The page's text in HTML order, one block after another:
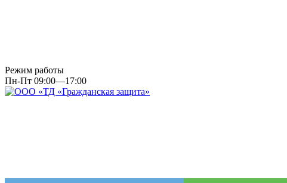
Режим работы
Пн-Пт 09:00—17:00